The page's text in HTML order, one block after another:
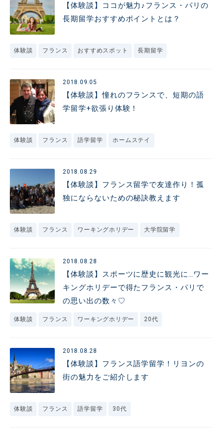
【体験談】ココが魅力♪フランス・パリの
長期留学おすすめポイントとは？
体験談 フランス おすすめスポット 長期留学
2018.09.05
【体験談】憧れのフランスで、短期の語
学留学+欲張り体験！
体験談 フランス 語学留学 ホームステイ
2018.08.29
【体験談】フランス留学で友達作り！孤
独にならないための秘訣教えます
体験談 フランス ワーキングホリデー 大学院留学
2018.08.28
【体験談】スポーツに歴史に観光に…ワー
キングホリデーで得たフランス・パリで
の思い出の数々♡
体験談 フランス ワーキングホリデー 20代
2018.08.28
【体験談】フランス語学留学！リヨンの
街の魅力をご紹介します
体験談 フランス 語学留学 30代